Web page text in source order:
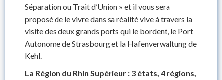
Séparation ou Trait d’Union » et il vous sera
proposé de le vivre dans sa réalité vive à travers la
visite des deux grands ports qui le bordent, le Port
Autonome de Strasbourg et la Hafenverwaltung de
Kehl.
La Région du Rhin Supérieur : 3 états, 4 régions,